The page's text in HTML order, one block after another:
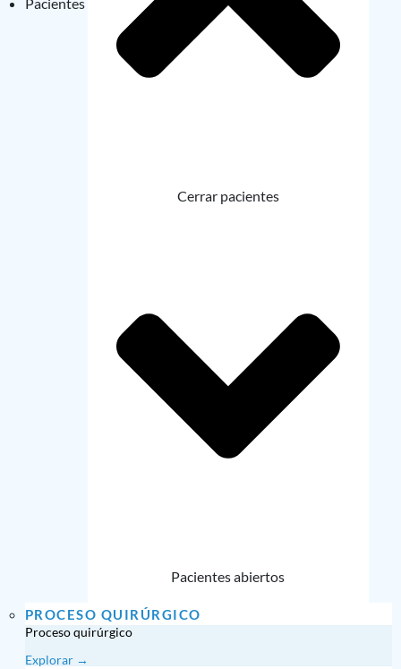
Cerrar pacientes
Pacientes abiertos
PROCESO QUIRÚRGICO
Proceso quirúrgico
Explorar →